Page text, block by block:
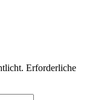
Erforderliche